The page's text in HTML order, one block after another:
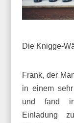
Die Knigge-
Frank, der
in einem
und fand
Einladung